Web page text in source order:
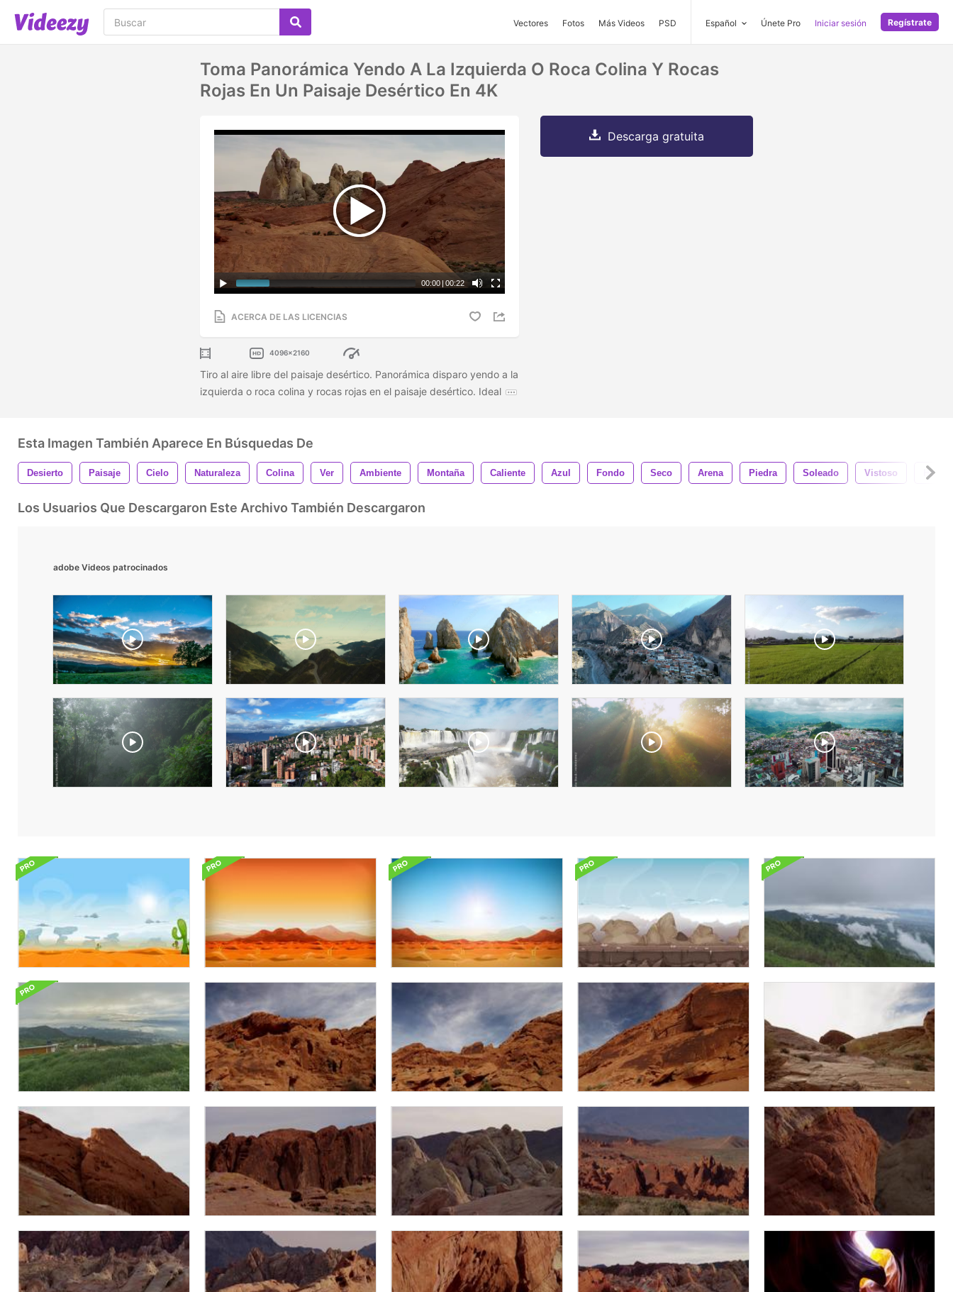
Vectores Fotos Más Videos PSD Español Únete Pro Iniciar sesión Regístrate
Toma Panorámica Yendo A La Izquierda O Roca Colina Y Rocas
Rojas En Un Paisaje Desértico En 4K
00:00 | 00:22
ACERCA DE LAS LICENCIAS
4096x2160
Tiro al aire libre del paisaje desértico. Panorámica disparo yendo a la
izquierda o roca colina y rocas rojas en el paisaje desértico. Ideal
Descarga gratuita
Esta Imagen También Aparece En Búsquedas De
Desierto Paisaje Cielo Naturaleza Colina Ver Ambiente Montaña Caliente Azul Fondo Seco Arena Piedra Soleado Vistoso
Los Usuarios Que Descargaron Este Archivo También Descargaron
adobe Videos patrocinados